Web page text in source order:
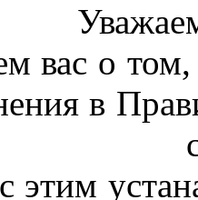
вас о том,
в
этим